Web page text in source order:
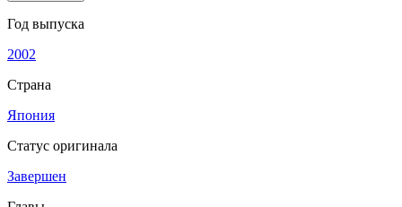
Год выпуска
2002
Страна
Япония
Статус оригинала
Завершен